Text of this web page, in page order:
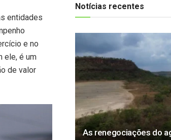
entidades
e no
ele, é um
de valor
Notícias recentes
As renegociações do